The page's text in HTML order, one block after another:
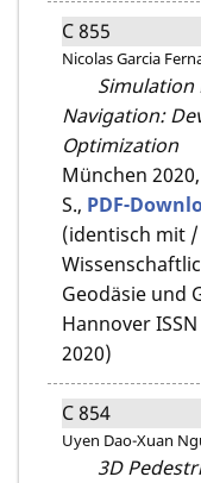
C 855
Nicolas Garcia
Simulation
Navigation:
Optimization
München 2020,
S., PDF-
(identisch mit
Geodäsie und
Hannover
2020)
C 854
Uyen Dao-Xuan
3D